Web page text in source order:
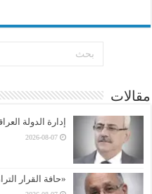
مقالات
إدارة الدولة
2026-08-07
«حافة القرار